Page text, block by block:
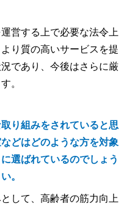
営する上で必要な法令上
り質の高いサービスを提
であり、今後はさらに厳
。
り組みをされていると思
どはどのような方を対象
選ばれているのでしょう
。
して、高齢者の筋力向上